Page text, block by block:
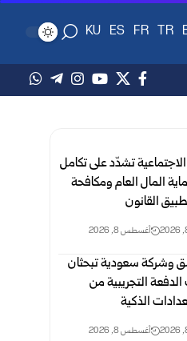
TR
FR
ES
KU
الاجتماعية تشدّد على تكامل
المال العام ومكافحة
القانون
أغسطس 8, 2026
وشركة سعودية تبحثان
التجريبية من
الذكية
أغسطس 8, 2026